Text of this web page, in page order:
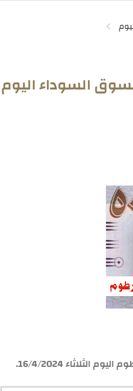
السوداء اليوم
16/4/2024.